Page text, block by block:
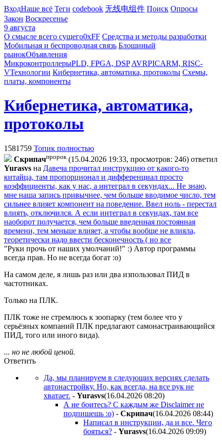
ВходНаше всё Теги codebook 无线电组件 Поиск Опросы
Закон Воскресенье
9 августа
О смысле всего сущего0xFF Средства и методы разработки
Мобильная и беспроводная связь Блошиный
рынокОбъявления
МикроконтроллерыPLD, FPGA, DSP AVRPICARM, RISC-
VТехнологии Кибернетика, автоматика, протоколы Схемы,
платы, компоненты
Кибернетика, автоматика,
протоколы
1581759 Топик полностью
Cкpипaчпророк (15.04.2026 19:33, просмотров: 246) ответил
Yurasvs на Давеча прочитал инструкцию от какого-то
китайца, там пропорционал и дифференциал просто
коэффициенты, как у нас, а интеграл в секундах... Не знаю,
мне наша запись привычнее, чем больше вводимое число, тем
сильнее влияет компонент на поведение. Ввел ноль - перестал
влиять, отключился. А если интеграл в секундах, там все
наоборот получается, чем больше введенная постоянная
времени, тем меньше влияет, а чтобы вообще не влияла,
теоретически надо ввести бесконечность ( но все
"Руки прочь от наших умолчаний!" :) Автор программы
всегда прав. Но не всегда богат :о)
На самом деле, я лишь раз или два изпользовал ПИД в
частотниках.
Только на ПЛК.
ПЛК тоже не стремлюсь к зоопарку (тем более что у
серьёзных компаний ПЛК предлагают самонастраивающийся
ПИД, того или иного вида).
... но не любой ценой.
Ответить
Да, мы планируем в следующих версиях сделать
автонастройку. Но, как всегда, на все рук не
хватает. - Yurasvs(16.04.2026 08:20)
А не боитесь? С каждым же Disclaimer не
подпишешь :о) - Cкpипaч(16.04.2026 08:44)
Написал в инструкции, да и все. Чего
бояться? - Yurasvs(16.04.2026 09:09)